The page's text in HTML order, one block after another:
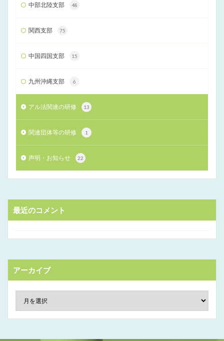
中部北陸支部 48
関西支部 75
中国四国支部 15
九州沖縄支部 6
アル法関連の研修 13
関連団体等の研修 1
声明・お知らせ 22
最近のコメント
アーカイブ